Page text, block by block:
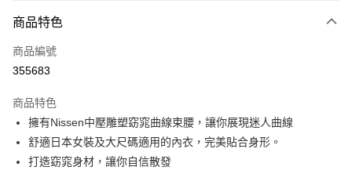
信用卡
Apple Pay
PayMe
WeChat Pay
商品特色
商品編號
355683
商品特色
擁有Nissen中壓雕塑窈窕曲線束腰，讓你展現迷人曲線
舒適日本女裝及大尺碼適用的內衣，完美貼合身形。
打造窈窕身材，讓你自信散發